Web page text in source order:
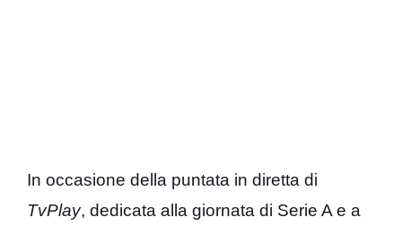
In occasione della puntata in diretta di
TvPlay, dedicata alla giornata di Serie A e a